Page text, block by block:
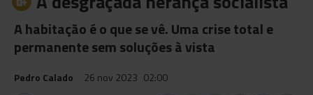
A habitação é o que se vê. Uma crise total e
permanente sem soluções à vista
Pedro Calado 26 nov 2023 02:00